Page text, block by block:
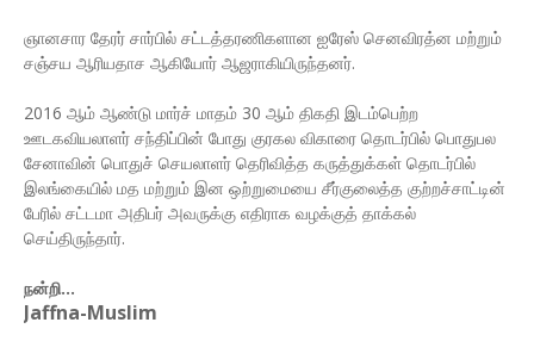
ஞானசார தேரர் சார்பில் சட்டத்தரணிகளான ஐரேஸ் செனவிரத்ன மற்றும்
சஞ்சய ஆரியதாச ஆகியோர் ஆஜராகியிருந்தனர்.
2016 ஆம் ஆண்டு மார்ச் மாதம் 30 ஆம் திகதி இடம்பெற்ற
ஊடகவியலாளர் சந்திப்பின் போது குரகல விகாரை தொடர்பில் பொதுபல
சேனாவின் பொதுச் செயலாளர் தெரிவித்த கருத்துக்கள் தொடர்பில்
இலங்கையில் மத மற்றும் இன ஒற்றுமையை சீர்குலைத்த குற்றச்சாட்டின்
பேரில் சட்டமா அதிபர் அவருக்கு எதிராக வழக்குத் தாக்கல்
செய்திருந்தார்.
நன்றி...
Jaffna-Muslim